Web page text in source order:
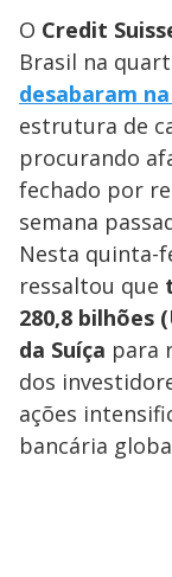
O Credit
Brasil na
desabaram
estrutura de
procurando
fechado por
semana
Nesta quinta-
ressaltou que
280,8 bilhões
da Suíça para
dos
ações
bancária